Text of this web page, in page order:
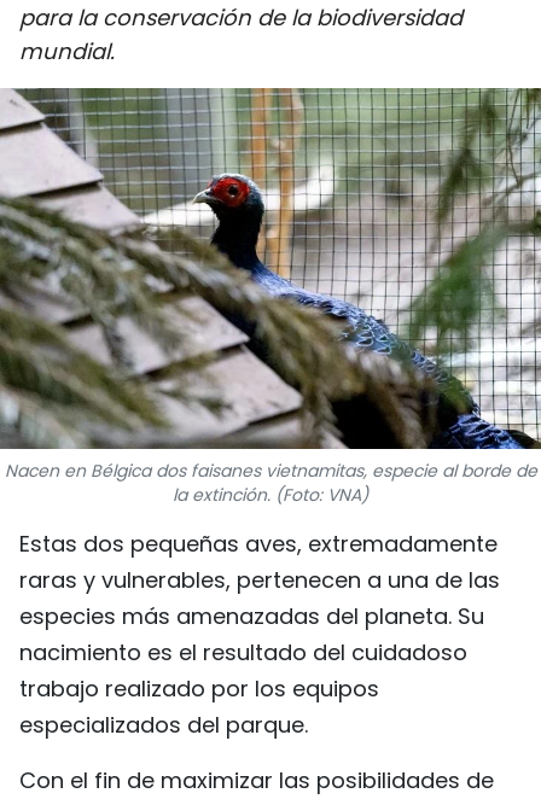
DEPORTES
PUENTE DE AMISTAD
HISTORIAS MULTIMEDIA
FOTOGRAFÍA
¿QUIÉNES SOMOS?
TIẾNG VIỆT
ENGLISH
中文
FRANÇAIS
РУССКИЙ
para la conservación de la biodiversidad
mundial.
Nacen en Bélgica dos faisanes vietnamitas, especie al borde de
la extinción. (Foto: VNA)
Estas dos pequeñas aves, extremadamente
raras y vulnerables, pertenecen a una de las
especies más amenazadas del planeta. Su
nacimiento es el resultado del cuidadoso
trabajo realizado por los equipos
especializados del parque.
Con el fin de maximizar las posibilidades de